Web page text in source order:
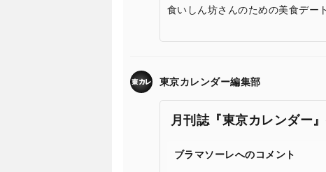
食いしん坊さんのための美食デー
東京カレンダー編集部
月刊誌『東京カレンダー
ブラマソーレへのコメント